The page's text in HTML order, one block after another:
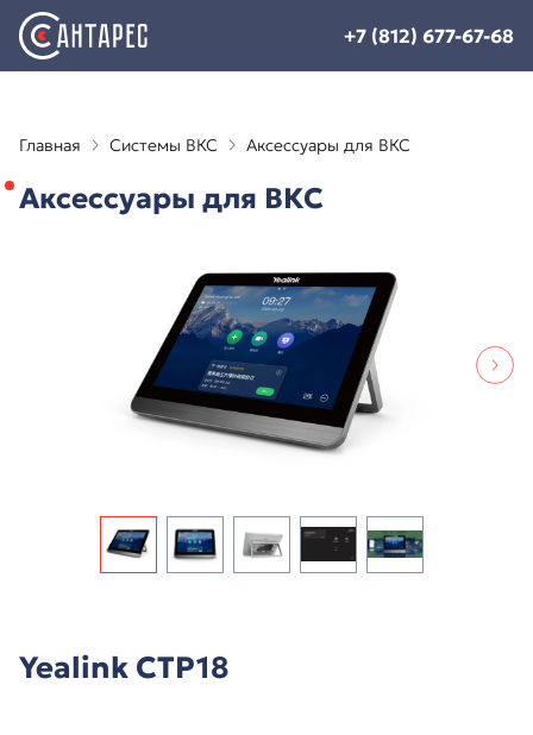
+7 (812) 677-67-68
Главная Системы ВКС Аксессуары для ВКС
Аксессуары для ВКС
Yealink CTP18